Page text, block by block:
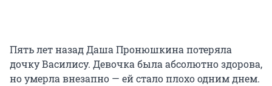
Пять лет назад Даша Пронюшкина потеряла
дочку Василису. Девочка была абсолютно здорова,
но умерла внезапно — ей стало плохо одним днем.